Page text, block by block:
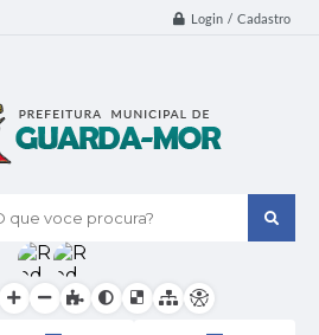
Login / Cadastro